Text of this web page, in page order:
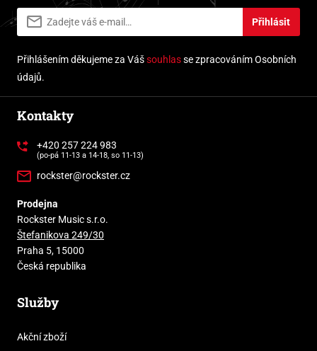
Přihlásit
Přihlášením děkujeme za Vášsouhlasse zpracováním Osobních
údajů.
Kontakty
+420 257 224 983
(po-pá 11-13 a 14-18, so 11-13)
rockster@rockster.cz
Prodejna
Rockster Music s.r.o.
Štefanikova 249/30
Praha 5, 15000
Česká republika
Služby
Akční zboží